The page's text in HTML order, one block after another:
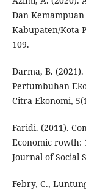
Dan
Kabupaten/Kota
109.
Darma, B.
Pertumbuhan
Citra Ekonomi,
Faridi. (2011).
Economic rowth:
Journal of Social
Febry, C.,